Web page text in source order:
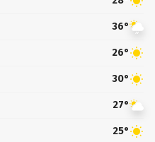
36°
26°
30°
27°
25°